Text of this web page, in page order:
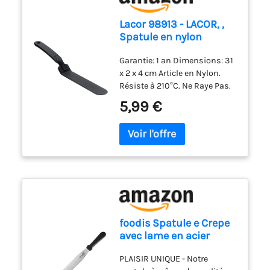
quotidien : Léger, doté d'un
câble de 1 mètre et d'un
design compact, ce mixeur
est facile à ranger et parfait
pour toutes vos tâches de
cuisine.
Lacor 98913 - LACOR, ,
Spatule en nylon
Garantie: 1 an Dimensions: 31
x 2 x 4 cm Article en Nylon.
Résiste à 210°C. Ne Raye Pas.
5,99 €
foodis Spatule e Crepe
avec lame en acier
pour Crepiere résistant
PLAISIR UNIQUE - Notre